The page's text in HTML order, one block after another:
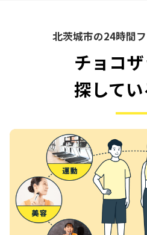
北茨城市の24時間
チョコ
探して